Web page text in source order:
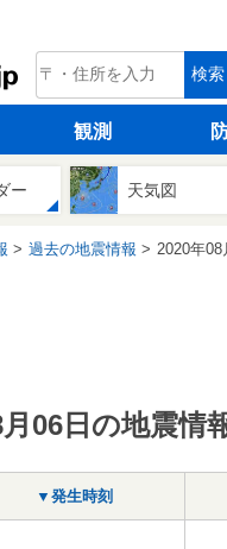
tenki.jp 検索
観測
ー 天気図
過去の地震情報 2020年08
06日の地震情
▼発生時刻